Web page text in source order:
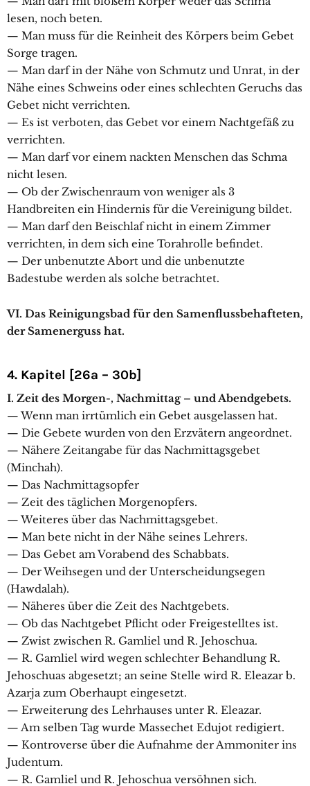
lesen, noch beten.
— Man muss für die Reinheit des Körpers beim Gebet
Sorge tragen.
— Man darf in der Nähe von Schmutz und Unrat, in der
Nähe eines Schweins oder eines schlechten Geruchs das
Gebet nicht verrichten.
— Es ist verboten, das Gebet vor einem Nachtgefäß zu
verrichten.
— Man darf vor einem nackten Menschen das Schma
nicht lesen.
— Ob der Zwischenraum von weniger als 3
Handbreiten ein Hindernis für die Vereinigung bildet.
— Man darf den Beischlaf nicht in einem Zimmer
verrichten, in dem sich eine Torahrolle befindet.
— Der unbenutzte Abort und die unbenutzte
Badestube werden als solche betrachtet.
VI. Das Reinigungsbad für den Samenflussbehafteten,
der Samenerguss hat.
4. Kapitel [26a – 30b]
I. Zeit des Morgen-, Nachmittag – und Abendgebets.
— Wenn man irrtümlich ein Gebet ausgelassen hat.
— Die Gebete wurden von den Erzvätern angeordnet.
— Nähere Zeitangabe für das Nachmittagsgebet
(Minchah).
— Das Nachmittagsopfer
— Zeit des täglichen Morgenopfers.
— Weiteres über das Nachmittagsgebet.
— Man bete nicht in der Nähe seines Lehrers.
— Das Gebet am Vorabend des Schabbats.
— Der Weihsegen und der Unterscheidungsegen
(Hawdalah).
— Näheres über die Zeit des Nachtgebets.
— Ob das Nachtgebet Pflicht oder Freigestelltes ist.
— Zwist zwischen R. Gamliel und R. Jehoschua.
— R. Gamliel wird wegen schlechter Behandlung R.
Jehoschuas abgesetzt; an seine Stelle wird R. Eleazar b.
Azarja zum Oberhaupt eingesetzt.
— Erweiterung des Lehrhauses unter R. Eleazar.
— Am selben Tag wurde Massechet Edujot redigiert.
— Kontroverse über die Aufnahme der Ammoniter ins
Judentum.
— R. Gamliel und R. Jehoschua versöhnen sich.